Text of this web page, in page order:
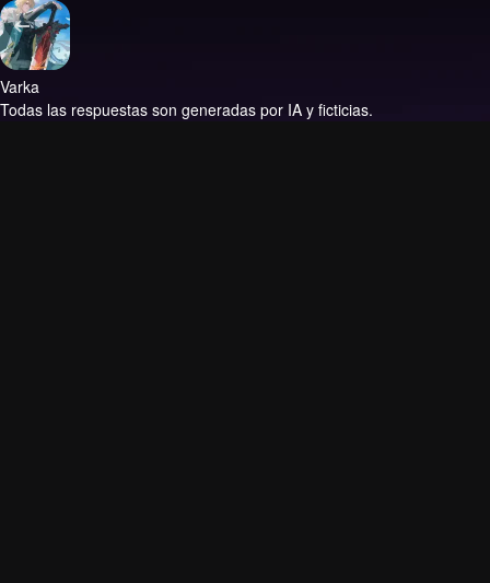
Varka
Todas las respuestas son generadas por IA y ficticias.